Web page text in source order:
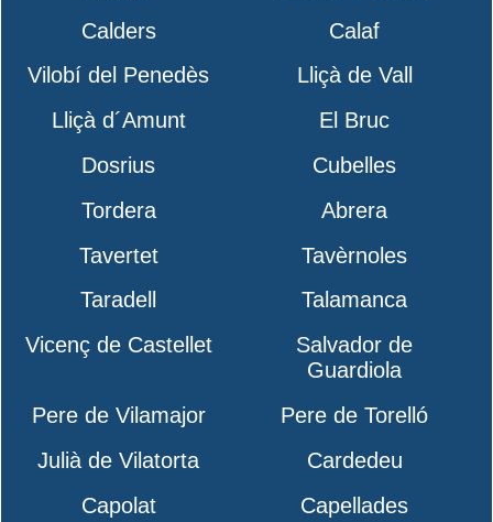
Calders
Calaf
Vilobí del Penedès
Lliçà de Vall
Lliçà d´Amunt
El Bruc
Dosrius
Cubelles
Tordera
Abrera
Tavertet
Tavèrnoles
Taradell
Talamanca
Vicenç de Castellet
Salvador de
Guardiola
Pere de Vilamajor
Pere de Torelló
Julià de Vilatorta
Cardedeu
Capolat
Capellades